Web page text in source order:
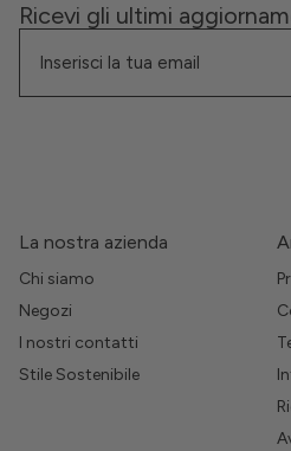
Ricevi gli ultimi
La nostra azienda
Chi siamo
Negozi
I nostri contatti
Stile Sostenibile